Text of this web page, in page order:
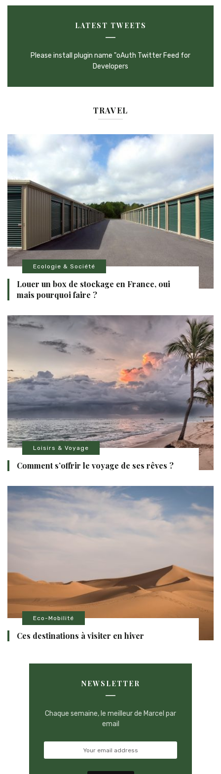
LATEST TWEETS
Please install plugin name "oAuth Twitter Feed for
Developers
TRAVEL
Ecologie & Société
Louer un box de stockage en France, oui
mais pourquoi faire ?
Loisirs & Voyage
Comment s’offrir le voyage de ses rêves ?
Eco-Mobilité
Ces destinations à visiter en hiver
NEWSLETTER
Chaque semaine, le meilleur de Marcel par
email